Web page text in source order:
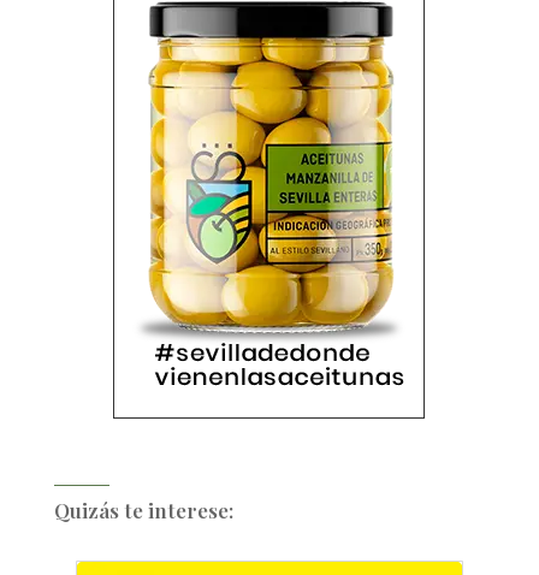
Quizás te interese: